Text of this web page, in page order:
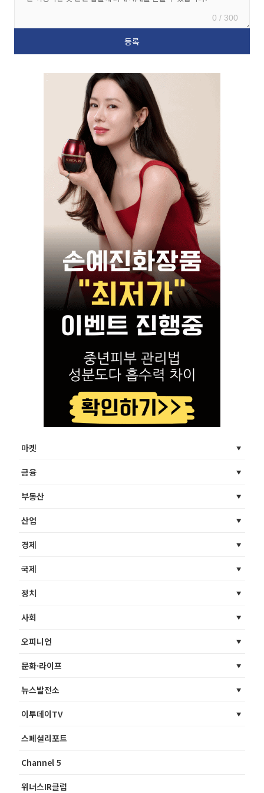
0 / 300
마켓
금융
부동산
산업
경제
국제
정치
사회
오피니언
문화·라이프
뉴스발전소
이투데이TV
스페셜리포트
Channel 5
위너스IR클럽